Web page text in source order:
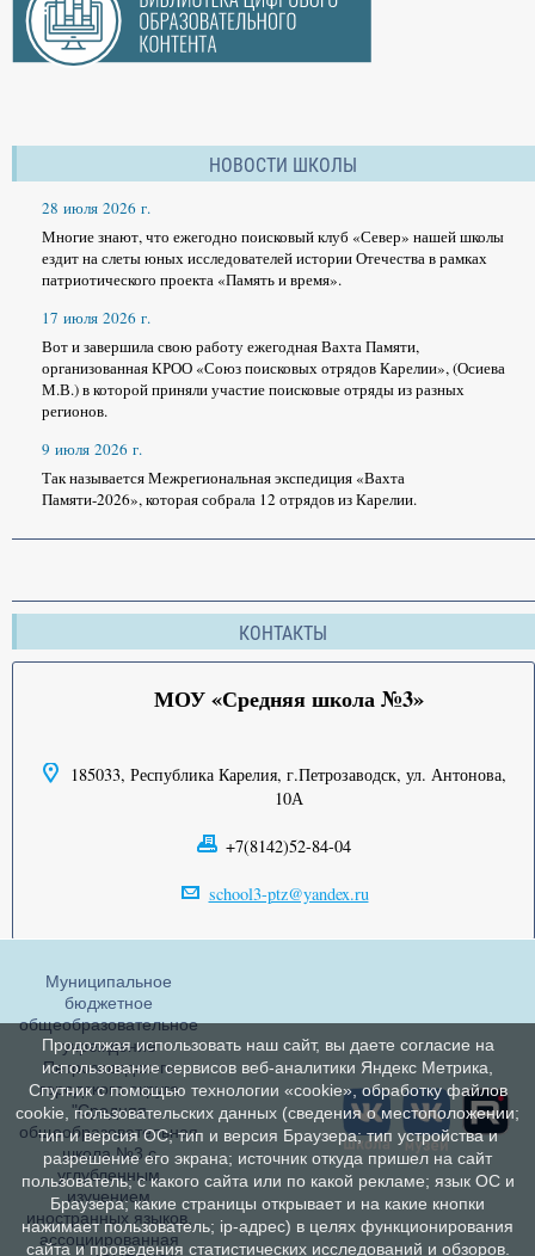
НОВОСТИ ШКОЛЫ
28 июля 2026 г.
Многие знают, что ежегодно поисковый клуб «Север» нашей школы
ездит на слеты юных исследователей истории Отечества в рамках
патриотического проекта «Память и время».
17 июля 2026 г.
Вот и завершила свою работу ежегодная Вахта Памяти,
организованная КРОО «Союз поисковых отрядов Карелии», (Осиева
М.В.) в которой приняли участие поисковые отряды из разных
регионов.
9 июля 2026 г.
Так называется Межрегиональная экспедиция «Вахта
Памяти-2026», которая собрала 12 отрядов из Карелии.
КОНТАКТЫ
МОУ «Средняя школа №3»
185033, Республика Карелия, г.Петрозаводск, ул. Антонова,
10А
+7(8142)52-84-04
school3-ptz@yandex.ru
Муниципальное
бюджетное
общеобразовательное
учреждение
Петрозаводского
городского округа
"Средняя
общеобразовательная
школа №3 с
углубленным
изучением
иностранных языков,
ассоциированная
Продолжая использовать наш сайт, вы даете согласие на
использование сервисов веб-аналитики Яндекс Метрика,
Спутник с помощью технологии «cookie», обработку файлов
cookie, пользовательских данных (сведения о местоположении;
тип и версия ОС; тип и версия Браузера; тип устройства и
разрешение его экрана; источник откуда пришел на сайт
пользователь; с какого сайта или по какой рекламе; язык ОС и
Браузера; какие страницы открывает и на какие кнопки
нажимает пользователь; ip-адрес) в целях функционирования
сайта и проведения статистических исследований и обзоров.